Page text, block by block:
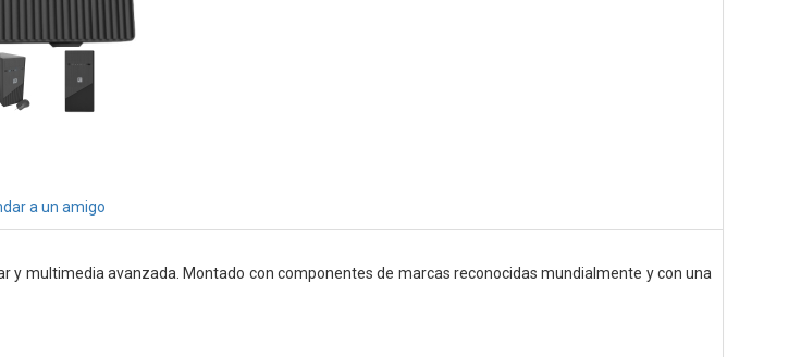
a un amigo
y multimedia avanzada. Montado con componentes de marcas reconocidas mundialmente y con una